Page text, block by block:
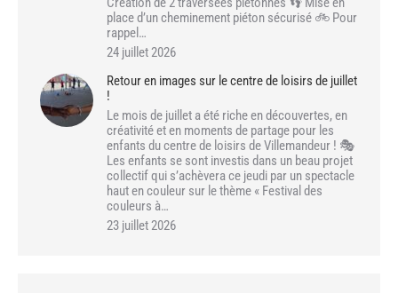
place d’un cheminement piéton sécurisé 🚲 Pour
rappel…
24 juillet 2026
Retour en images sur le centre de loisirs de juillet
!
Le mois de juillet a été riche en découvertes, en
créativité et en moments de partage pour les
enfants du centre de loisirs de Villemandeur ! 🎭
Les enfants se sont investis dans un beau projet
collectif qui s’achèvera ce jeudi par un spectacle
haut en couleur sur le thème « Festival des
couleurs à…
23 juillet 2026